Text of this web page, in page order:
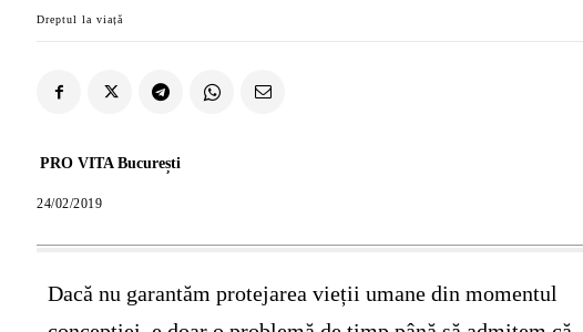
Dreptul la viață
PRO VITA București
24/02/2019
Dacă nu garantăm protejarea vieții umane din momentul